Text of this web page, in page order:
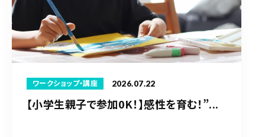
ワークショップ・講座 2026.07.22
【小学生親子で参加0K！】感性を育む！”...